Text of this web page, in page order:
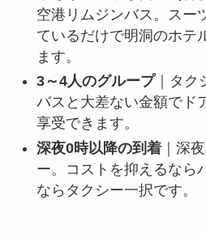
空港リムジンバス。スー
ているだけで明洞のホテ
ます。
3～4人のグループ｜タク
バスと大差ない金額でド
享受できます。
深夜0時以降の到着｜深
ー。コストを抑えるなら
ならタクシー一択です。